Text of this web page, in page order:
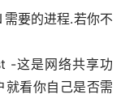
要的进程.若你不
-这是网络共享功
看你自己是否需